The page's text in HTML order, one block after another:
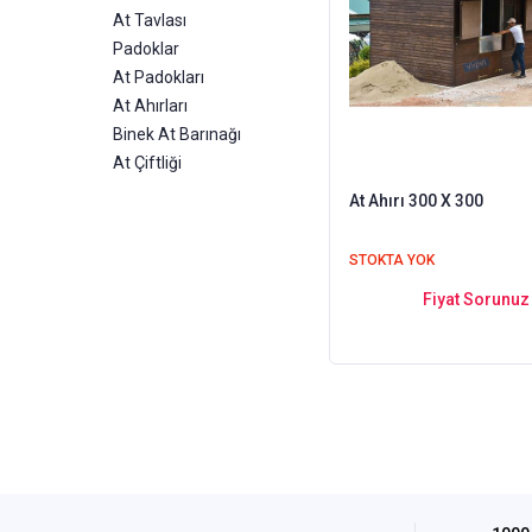
At Tavlası
Padoklar
At Padokları
At Ahırları
Binek At Barınağı
At Çiftliği
At Ahırı 300 X 300
STOKTA YOK
Fiyat Sorunuz